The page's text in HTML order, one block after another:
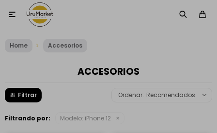

Home Accesorios
ACCESORIOS
Recomendados
Filtrando por: Modelo: iPhone 12